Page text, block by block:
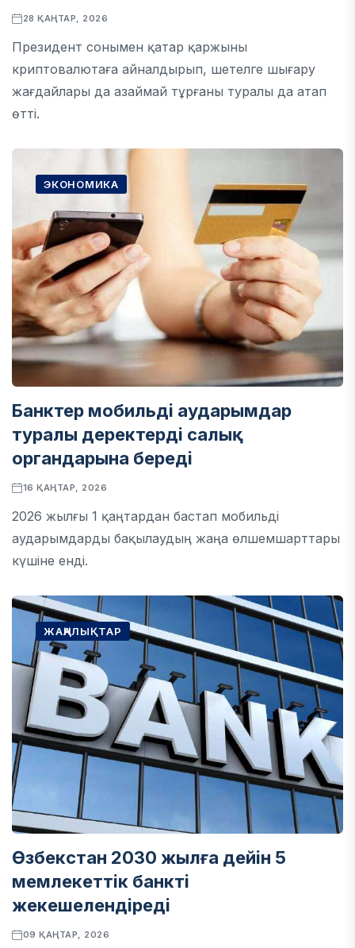
28 ҚАҢТАР, 2026
Президент сонымен қатар қаржыны
криптовалютаға айналдырып, шетелге шығару
жағдайлары да азаймай тұрғаны туралы да атап
өтті.
ЭКОНОМИКА
Банктер мобильді аударымдар
туралы деректерді салық
органдарына береді
16 ҚАҢТАР, 2026
2026 жылғы 1 қаңтардан бастап мобильді
аударымдарды бақылаудың жаңа өлшемшарттары
күшіне енді.
ЖАҢАЛЫҚТАР
Өзбекстан 2030 жылға дейін 5
мемлекеттік банкті
жекешелендіреді
09 ҚАҢТАР, 2026